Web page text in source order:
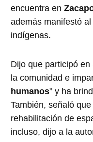
encuentra en
además manifestó al
indígenas.
Dijo que participó
la comunidad e
humanos” y ha
También, señaló
rehabilitación de
incluso, dijo a la